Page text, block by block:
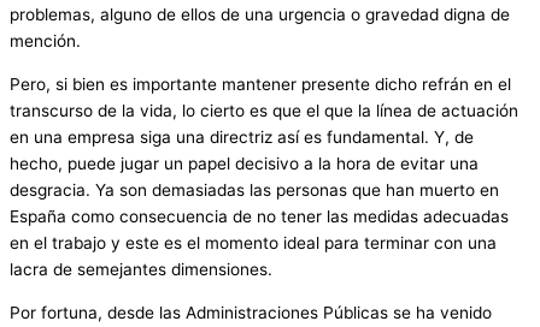
problemas, alguno de ellos de una urgencia o gravedad digna de
mención.
Pero, si bien es importante mantener presente dicho refrán en el
transcurso de la vida, lo cierto es que el que la línea de actuación
en una empresa siga una directriz así es fundamental. Y, de
hecho, puede jugar un papel decisivo a la hora de evitar una
desgracia. Ya son demasiadas las personas que han muerto en
España como consecuencia de no tener las medidas adecuadas
en el trabajo y este es el momento ideal para terminar con una
lacra de semejantes dimensiones.
Por fortuna, desde las Administraciones Públicas se ha venido